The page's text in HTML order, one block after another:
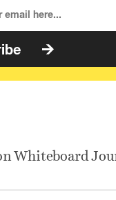
Whiteboard